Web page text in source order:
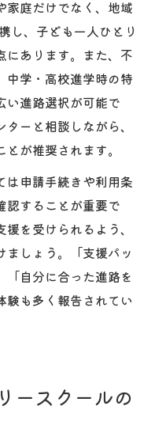
家庭だけでなく、地域
し、子ども一人ひとり
にあります。また、不
中学・高校進学時の特
い進路選択が可能で
ーと相談しながら、
が推奨されます。
は申請手続きや利用条
認することが重要で
を受けられるよう、
しょう。「支援パッ
「自分に合った進路を
験も多く報告されてい
ースクールの